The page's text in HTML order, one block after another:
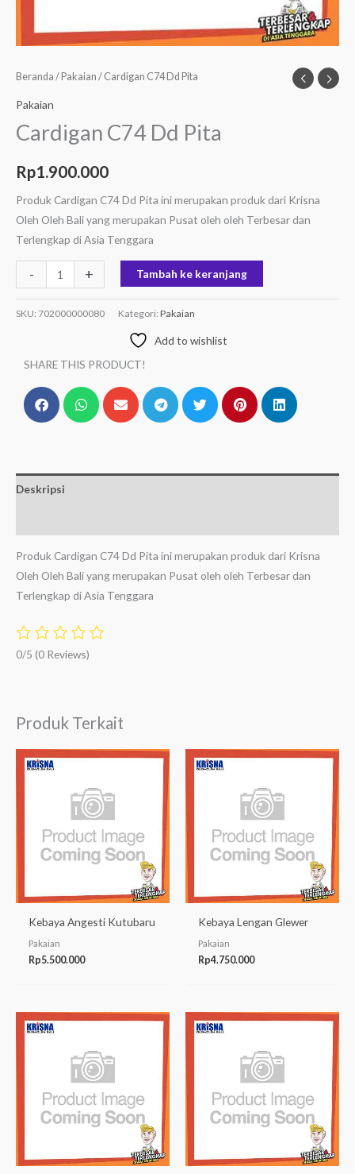
Beranda / Pakaian / Cardigan C74 Dd Pita
Pakaian
Cardigan C74 Dd Pita
Rp1.900.000
Produk Cardigan C74 Dd Pita ini merupakan produk dari Krisna
Oleh Oleh Bali yang merupakan Pusat oleh oleh Terbesar dan
Terlengkap di Asia Tenggara
- + Tambah ke keranjang
SKU: 702000000080 Kategori: Pakaian
Add to wishlist
SHARE THIS PRODUCT!
Deskripsi
Produk Cardigan C74 Dd Pita ini merupakan produk dari Krisna
Oleh Oleh Bali yang merupakan Pusat oleh oleh Terbesar dan
Terlengkap di Asia Tenggara
0/5 (0 Reviews)
Produk Terkait
Kebaya Angesti Kutubaru
Pakaian
Rp5.500.000
Kebaya Lengan Glewer
Pakaian
Rp4.750.000